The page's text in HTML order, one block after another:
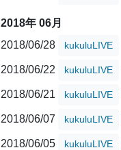
2018年 06月
2018/06/28
kukuluLIVE
2018/06/22 kukuluLIVE
2018/06/21 kukuluLIVE
2018/06/07 kukuluLIVE
2018/06/05 kukuluLIVE